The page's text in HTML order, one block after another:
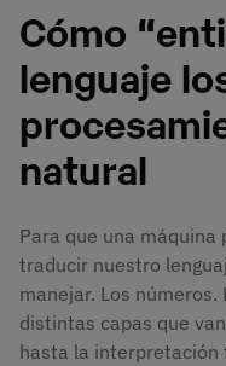
Cómo
lenguaje
natural
Para que una
traducir nuestro
manejar. Los
distintas capas que
hasta la interpretación